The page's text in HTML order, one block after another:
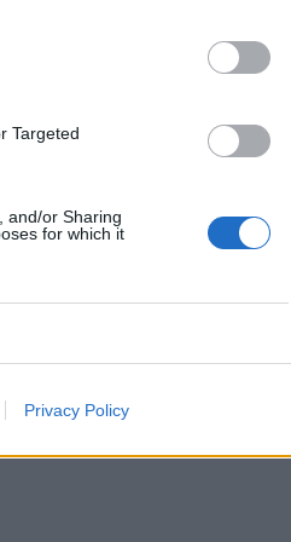
Targeted
and/or Sharing
for which it
Privacy Policy
ir policijos
parke
ir garbės piliečio